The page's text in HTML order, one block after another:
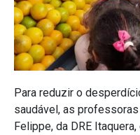
Para reduzir o
saudável, as professoras
Felippe, da DRE